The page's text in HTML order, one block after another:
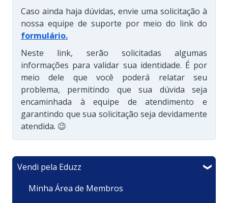
Caso ainda haja dúvidas, envie uma solicitação à
nossa equipe de suporte por meio do link do
formulário.
Neste link, serão solicitadas algumas
informações para validar sua identidade. É por
meio dele que você poderá relatar seu
problema, permitindo que sua dúvida seja
encaminhada à equipe de atendimento e
garantindo que sua solicitação seja devidamente
atendida. 😉
Vendi pela Eduzz
Minha Área de Membros